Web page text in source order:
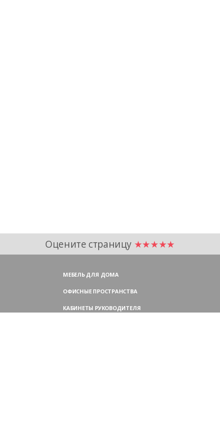
Оцените страницу ★★★★★
МЕБЕЛЬ ДЛЯ ДОМА
ОФИСНЫЕ ПРОСТРАНСТВА
КАБИНЕТЫ РУКОВОДИТЕЛЯ